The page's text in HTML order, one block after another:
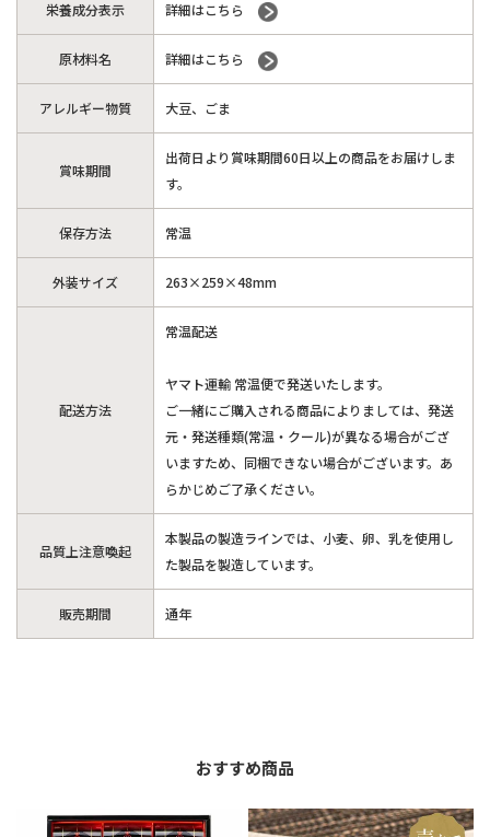
栄養成分表示 詳細はこちら
原材料名 詳細はこちら
アレルギー物質 大豆、ごま
賞味期間
出荷日より賞味期間60日以上の商品をお届けしま
す。
保存方法 常温
外装サイズ 263×259×48mm
配送方法
常温配送
ヤマト運輸 常温便で発送いたします。
ご一緒にご購入される商品によりましては、発送
元・発送種類(常温・クール)が異なる場合がござ
いますため、同梱できない場合がございます。あ
らかじめご了承ください。
品質上注意喚起
本製品の製造ラインでは、小麦、卵、乳を使用し
た製品を製造しています。
販売期間 通年
おすすめ商品